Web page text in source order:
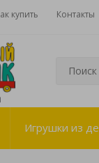
купить Контакты
Игрушки из